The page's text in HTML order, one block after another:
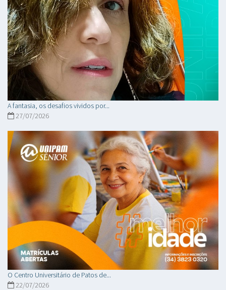
A fantasia, os desafios vividos por...
27/07/2026
O Centro Universitário de Patos de...
22/07/2026